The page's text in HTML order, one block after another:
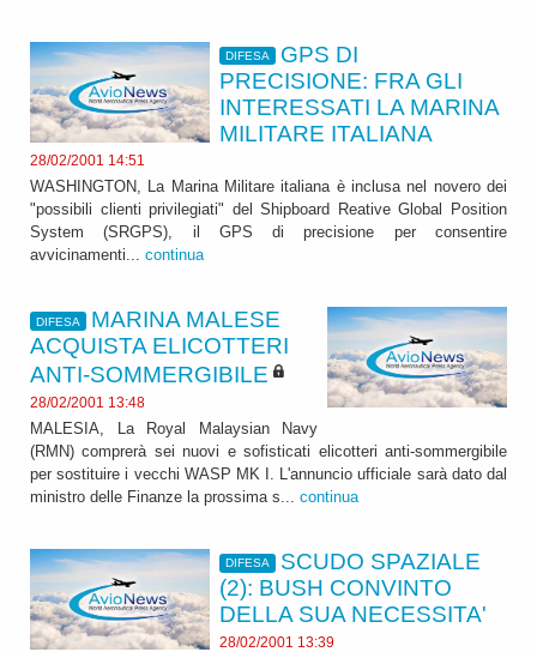
DIFESA
GPS DI
PRECISIONE: FRA GLI
INTERESSATI LA MARINA
MILITARE ITALIANA
28/02/2001 14:51
WASHINGTON, La Marina Militare italiana è inclusa nel novero dei
"possibili clienti privilegiati" del Shipboard Reative Global Position
System (SRGPS), il GPS di precisione per consentire
avvicinamenti... continua
DIFESA
MARINA MALESE
ACQUISTA ELICOTTERI
ANTI-SOMMERGIBILE
28/02/2001 13:48
MALESIA, La Royal Malaysian Navy
(RMN) comprerà sei nuovi e sofisticati elicotteri anti-sommergibile
per sostituire i vecchi WASP MK I. L'annuncio ufficiale sarà dato dal
ministro delle Finanze la prossima s... continua
DIFESA
SCUDO SPAZIALE
(2): BUSH CONVINTO
DELLA SUA NECESSITA'
28/02/2001 13:39